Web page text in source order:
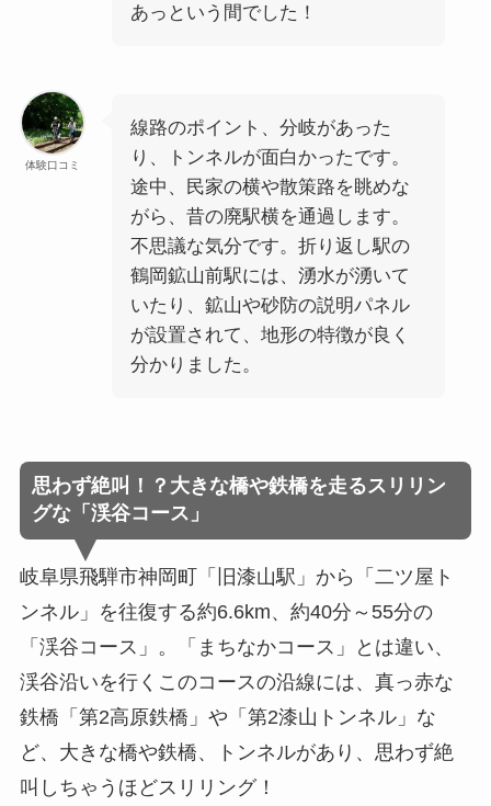
あっという間でした！
体験口コミ
線路のポイント、分岐があった
り、トンネルが面白かったです。
途中、民家の横や散策路を眺めな
がら、昔の廃駅横を通過します。
不思議な気分です。折り返し駅の
鶴岡鉱山前駅には、湧水が湧いて
いたり、鉱山や砂防の説明パネル
が設置されて、地形の特徴が良く
分かりました。
思わず絶叫！？大きな橋や鉄橋を走るスリリン
グな「渓谷コース」
岐阜県飛騨市神岡町「旧漆山駅」から「二ツ屋ト
ンネル」を往復する約6.6km、約40分～55分の
「渓谷コース」。「まちなかコース」とは違い、
渓谷沿いを行くこのコースの沿線には、真っ赤な
鉄橋「第2高原鉄橋」や「第2漆山トンネル」な
ど、大きな橋や鉄橋、トンネルがあり、思わず絶
叫しちゃうほどスリリング！